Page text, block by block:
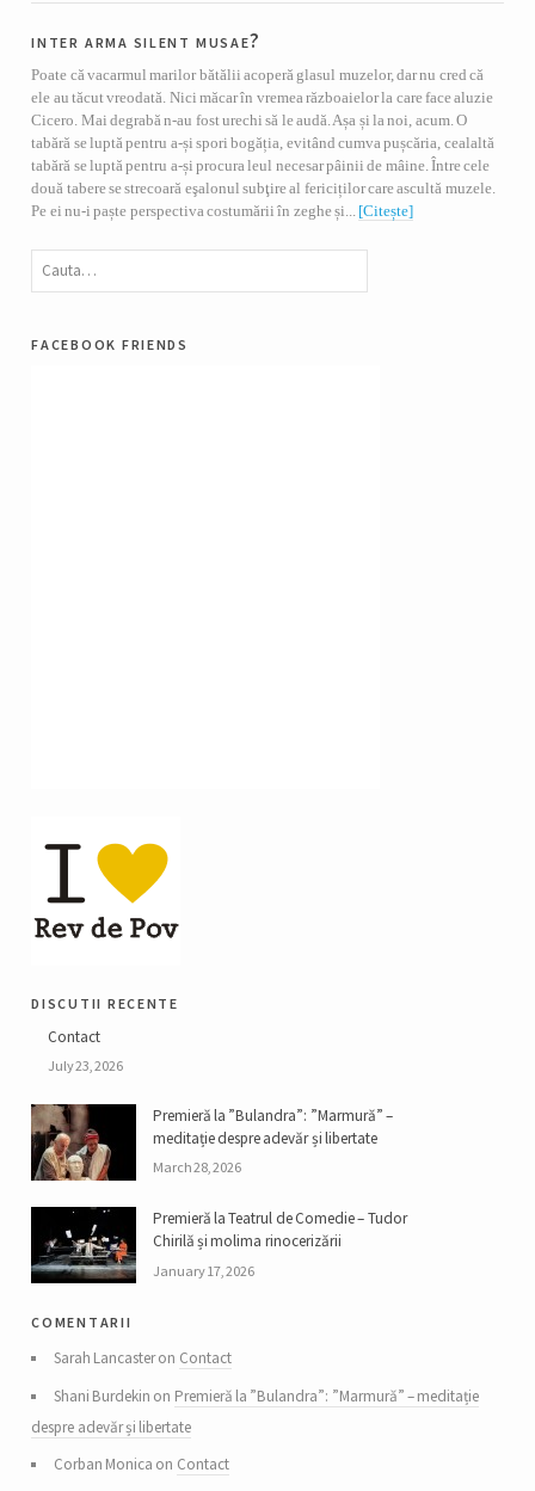
inter arma silent musae?
Poate că vacarmul marilor bătălii acoperă glasul muzelor, dar nu cred că
ele au tăcut vreodată. Nici măcar în vremea războaielor la care face aluzie
Cicero. Mai degrabă n-au fost urechi să le audă. Așa și la noi, acum. O
tabără se luptă pentru a-și spori bogăția, evitând cumva pușcăria, cealaltă
tabără se luptă pentru a-și procura leul necesar pâinii de mâine. Între cele
două tabere se strecoară eşalonul subţire al fericiților care ascultă muzele.
Pe ei nu-i paște perspectiva costumării în zeghe și... [Citește]
facebook friends
discutii recente
Contact
July 23, 2026
Premieră la ”Bulandra”: ”Marmură” –
meditație despre adevăr și libertate
March 28, 2026
Premieră la Teatrul de Comedie – Tudor
Chirilă și molima rinocerizării
January 17, 2026
comentarii
Sarah Lancaster on Contact
Shani Burdekin on Premieră la ”Bulandra”: ”Marmură” – meditație
despre adevăr și libertate
Corban Monica on Contact